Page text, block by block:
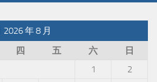
2026 年 8 月
四 五 六
日
1
2